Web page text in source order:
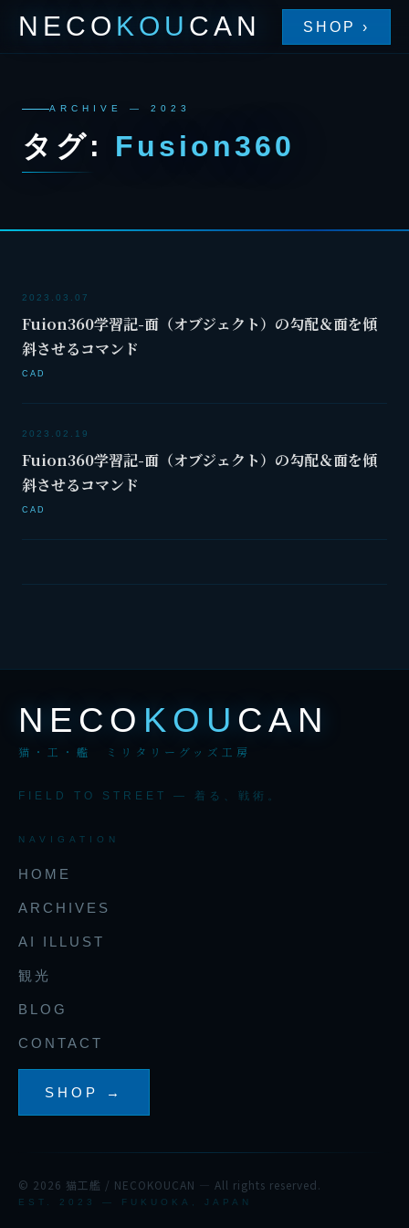
NECO KOU CAN SHOP ›
ARCHIVE — 2023
タグ: Fusion360
2023.03.07
Fuion360学習記-面（オブジェクト）の勾配＆面を傾
斜させるコマンド
CAD
2023.02.19
Fuion360学習記-面（オブジェクト）の勾配＆面を傾
斜させるコマンド
CAD
NECO KOU CAN
猫・工・艦 ミリタリーグッズ工房
FIELD TO STREET — 着る、戦術。
NAVIGATION
HOME
ARCHIVES
AI ILLUST
観光
BLOG
CONTACT
SHOP →
© 2026 猫工艦 / NECOKOUCAN — All rights reserved.
EST. 2023 — FUKUOKA, JAPAN